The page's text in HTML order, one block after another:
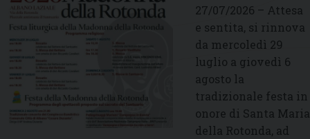
Sorelle
dei
Poveri
di
Marino
27/07/2026 – Attesa
e sentita, si rinnova
da mercoledì 29
luglio a giovedì 6
agosto la
tradizionale festa in
onore di Santa Maria
della Rotonda, ad